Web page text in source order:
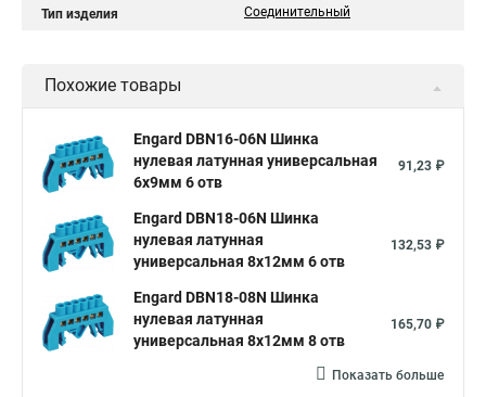
Тип изделия Соединительный
Похожие товары
Engard DBN16-06N Шинка
нулевая латунная универсальная
6х9мм 6 отв
91,23 ₽
Engard DBN18-06N Шинка
нулевая латунная
универсальная 8х12мм 6 отв
132,53 ₽
Engard DBN18-08N Шинка
нулевая латунная
универсальная 8х12мм 8 отв
165,70 ₽
Показать больше